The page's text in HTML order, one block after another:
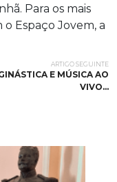
Para os mais
Espaço Jovem, a
ARTIGO SEGUINTE
E MÚSICA AO
VIVO…